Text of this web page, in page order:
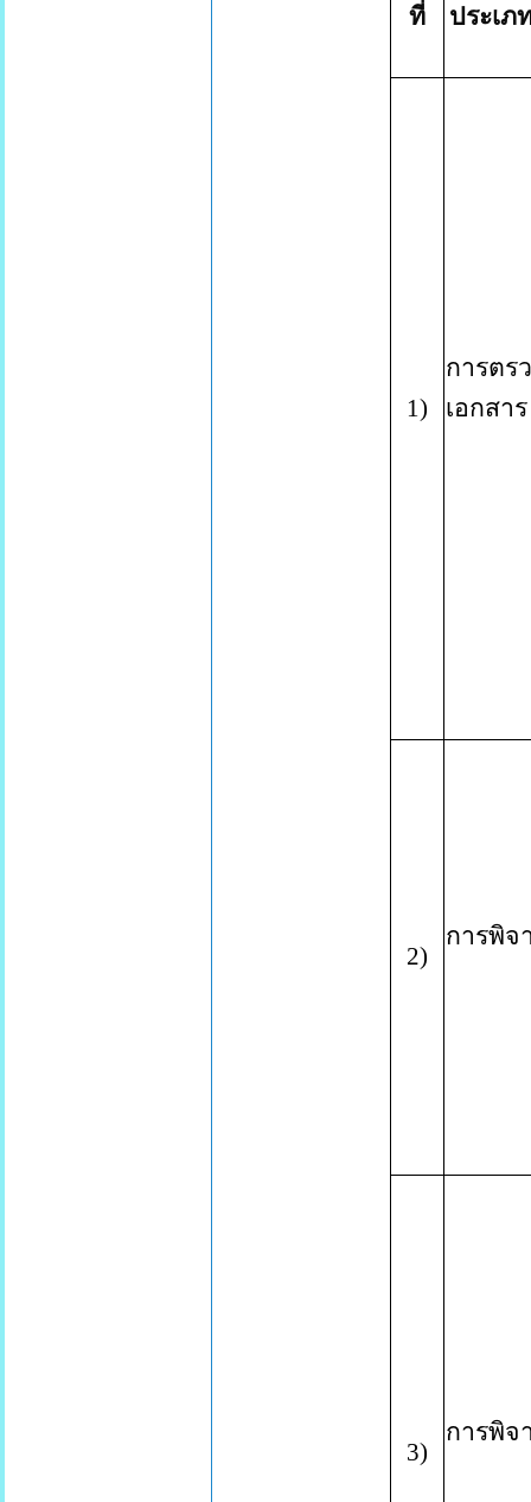
ที่ ประเ
1)
การตร
เอกสาร
2)
การพิจ
3)
การพิจ